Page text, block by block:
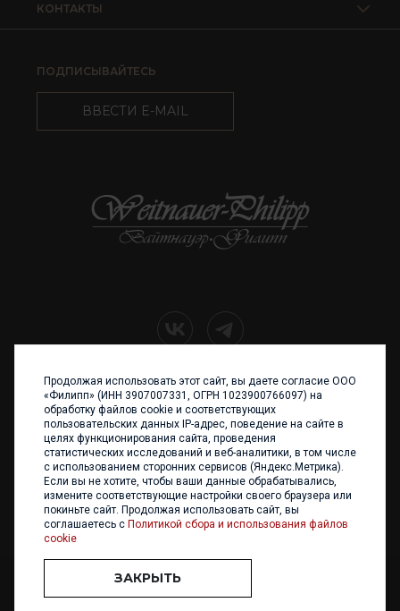
КОНТАКТЫ
ПОДПИСЫВАЙТЕСЬ
ВВЕСТИ E-MAIL
+7 (4012) 960 898
236017 Калининград,
ул. Каштановая аллея, 47
Телефон: +7 4012 960 898,
+7 4012 960 856
Написать нам
ООО «ФИЛИПП» © 2013 - 2026. Все права защищены
Разработка и
Продолжая использовать этот сайт, вы даете согласие ООО
«Филипп» (ИНН 3907007331, ОГРН 1023900766097) на
обработку файлов cookie и соответствующих
пользовательских данных IP-адрес, поведение на сайте в
целях функционирования сайта, проведения
статистических исследований и веб-аналитики, в том числе
с использованием сторонних сервисов (Яндекс.Метрика).
Если вы не хотите, чтобы ваши данные обрабатывались,
измените соответствующие настройки своего браузера или
покиньте сайт. Продолжая использовать сайт, вы
соглашаетесь с Политикой сбора и использования файлов
cookie
ЗАКРЫТЬ